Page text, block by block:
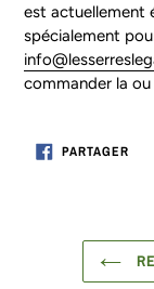
est actuellement
spécialement
commander la
PARTAGER
SUR